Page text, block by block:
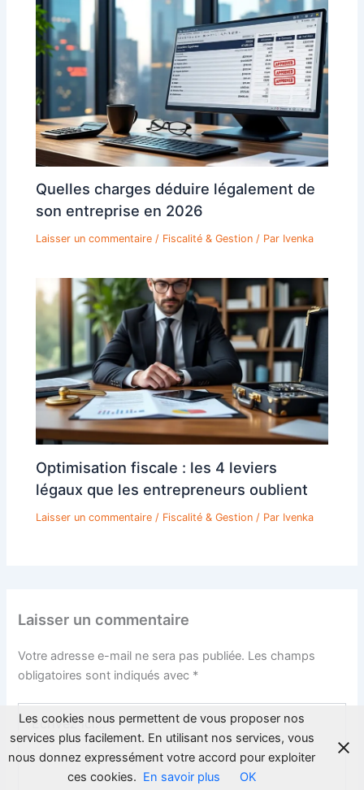
Quelles charges déduire légalement de
son entreprise en 2026
Laisser un commentaire / Fiscalité & Gestion / Par Ivenka
Optimisation fiscale : les 4 leviers
légaux que les entrepreneurs oublient
Laisser un commentaire / Fiscalité & Gestion / Par Ivenka
Laisser un commentaire
Votre adresse e-mail ne sera pas publiée. Les champs
obligatoires sont indiqués avec *
Écrivez
ici…
Les cookies nous permettent de vous proposer nos
services plus facilement. En utilisant nos services, vous
nous donnez expressément votre accord pour exploiter
ces cookies. En savoir plus OK